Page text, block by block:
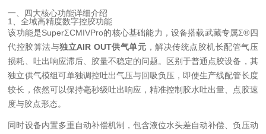
一、四大核心功能详细介绍
1、全域高精度数字控胶功能
该功能是SuperΣCMIVPro的核心基础能力，设备搭载武藏专属Σ®四
代控胶算法与独立AIR OUT供气单元 ，解决传统点胶机长配管气压
损耗、吐出响应滞后、胶量不稳定的问题。区别于普通点胶设备，其
独立供气模组可单独调控吐出气压与回吸负压，即使生产线配管长度
较长，依然可以保持毫秒级吐出响应，精准控制胶水吐出量、点胶速
度与胶点形态。
同时设备内置多重自动补偿机制，包含液位水头差自动补偿、负压动